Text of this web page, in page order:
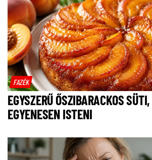
FAZÉK
EGYSZERŰ ŐSZIBARACKOS
EGYENESEN ISTENI